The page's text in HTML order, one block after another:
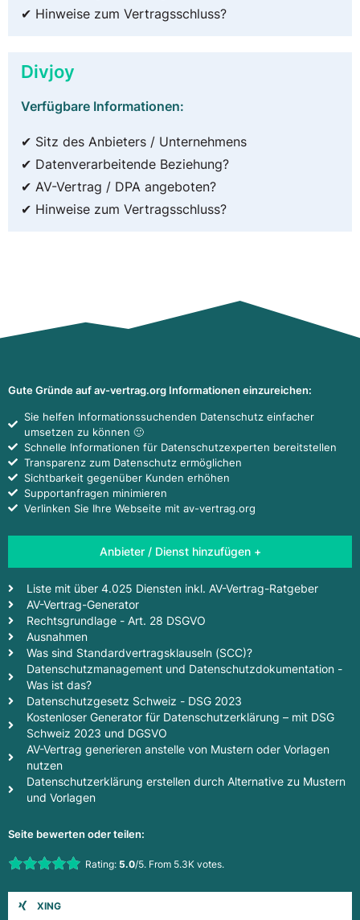
✔ Hinweise zum Vertragsschluss?
Divjoy
Verfügbare Informationen:
✔ Sitz des Anbieters / Unternehmens
✔ Datenverarbeitende Beziehung?
✔ AV-Vertrag / DPA angeboten?
✔ Hinweise zum Vertragsschluss?
Gute Gründe auf av-vertrag.org Informationen einzureichen:
Sie helfen Informationssuchenden Datenschutz einfacher
umsetzen zu können 🙂
Schnelle Informationen für Datenschutzexperten bereitstellen
Transparenz zum Datenschutz ermöglichen
Sichtbarkeit gegenüber Kunden erhöhen
Supportanfragen minimieren
Verlinken Sie Ihre Webseite mit av-vertrag.org
Anbieter / Dienst hinzufügen +
Liste mit über 4.025 Diensten inkl. AV-Vertrag-Ratgeber
AV-Vertrag-Generator
Rechtsgrundlage - Art. 28 DSGVO
Ausnahmen
Was sind Standardvertragsklauseln (SCC)?
Datenschutzmanagement und Datenschutzdokumentation -
Was ist das?
Datenschutzgesetz Schweiz - DSG 2023
Kostenloser Generator für Datenschutzerklärung – mit DSG
Schweiz 2023 und DGSVO
AV-Vertrag generieren anstelle von Mustern oder Vorlagen
nutzen
Datenschutzerklärung erstellen durch Alternative zu Mustern
und Vorlagen
Seite bewerten oder teilen:
Rate this item:Rating: 5.0/5. From 5.3K votes.
XING